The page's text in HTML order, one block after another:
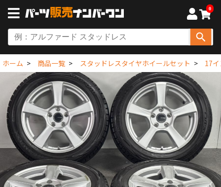
0
ホーム 商品一覧 スタッドレスタイヤホイールセット 17